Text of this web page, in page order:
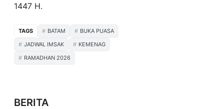
1447 H.
TAGS BATAM
BUKA PUASA
JADWAL IMSAK
KEMENAG
RAMADHAN 2026
BERITA